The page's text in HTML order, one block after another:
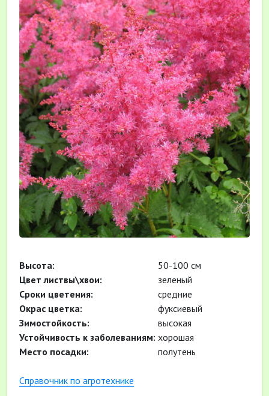
Высота:
50-100 см
Цвет листвы\хвои:
зеленый
Сроки цветения:
средние
Окрас цветка:
фуксиевый
Зимостойкость:
высокая
Устойчивость к заболеваниям: хорошая
Место посадки:
полутень
Cправочник по агротехнике